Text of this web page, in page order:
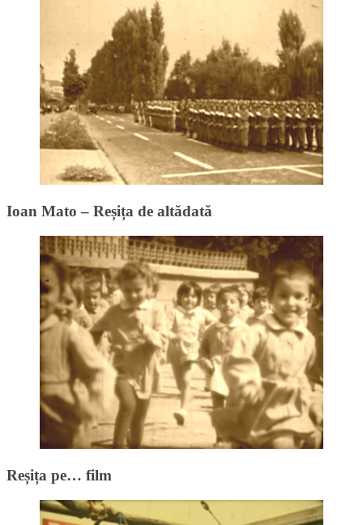
Ioan Mato – Reșița de altădată
Reșița pe… film